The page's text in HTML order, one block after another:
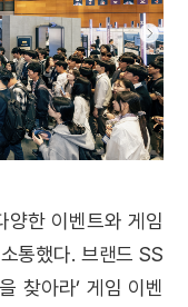
양한 이벤트와 게임
통했다. 브랜드 SS
찾아라’ 게임 이벤